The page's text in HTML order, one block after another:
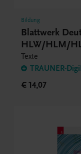
Bildung
Blattwerk
HLW/HLM/
Texte
TRAUNER-
€ 14,07